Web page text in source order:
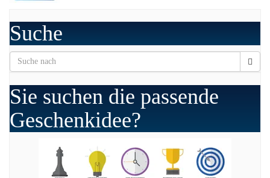
Suche
Sie suchen die passende
Geschenkidee?